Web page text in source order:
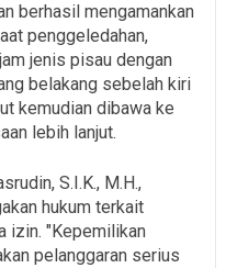
berhasil mengamankan
penggeledahan,
jenis pisau dengan
belakang sebelah kiri
kemudian dibawa ke
lebih lanjut.
S.I.K., M.H.,
hukum terkait
izin. "Kepemilikan
pelanggaran serius